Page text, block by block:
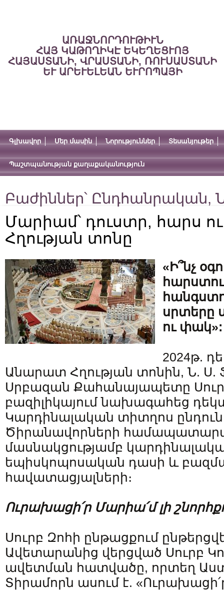
ԱՌԱՋՆՈՐԴՈՒԹԻՒՆ
ՀԱՅ ԿԱԹՈՂԻԿԷ ԵԿԵՂԵՑՒՈՅ
ՀԱՅԱՍՏԱՆԻ, ՎՐԱՍՏԱՆԻ, ՌՈՒՍԱՍՏԱՆԻ
ԵՒ ԱՐԵՒԵԼԵԱՆ ԵՒՐՈՊԱՅԻ
Գլխավոր Մեր մասին Նորություններ Տեսանյութեր
Պաշտպանության քաղաքականություն
Բաժիններ՝ Ընդհանրական,
Մարիամ՝ դուստր, հարս
Հղության տոնը
«Ի՞նչ
սրտերը
ու փակ»:
2024թ.
Անարատ Հղության տոնին, Ն. Ս.
Սրբազան Քահանայապետը
բազիլիկայում նախագահեց
Կարդինալական տիտղոս
Ծիրանավորների
մասնակցությամբ
եպիսկոպոսական դասի և
հավատացյալների։
Ուրախացի՛ր Մարիա՛մ լի
Սուրբ Զոհի ընթացքում
Ավետարանից վերցված Սուրբ
ավետման հատվածը, որտեղ
Տիրամորն ասում է.